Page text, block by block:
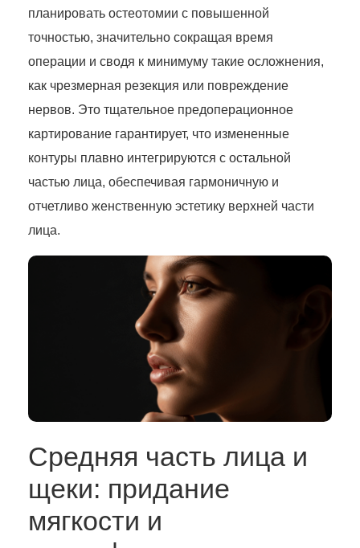
планировать остеотомии с повышенной
точностью, значительно сокращая время
операции и сводя к минимуму такие осложнения,
как чрезмерная резекция или повреждение
нервов. Это тщательное предоперационное
картирование гарантирует, что измененные
контуры плавно интегрируются с остальной
частью лица, обеспечивая гармоничную и
отчетливо женственную эстетику верхней части
лица.
Средняя часть лица и
щеки: придание
мягкости и